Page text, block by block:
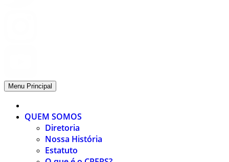
Menu Principal
QUEM SOMOS
Diretoria
Nossa História
Estatuto